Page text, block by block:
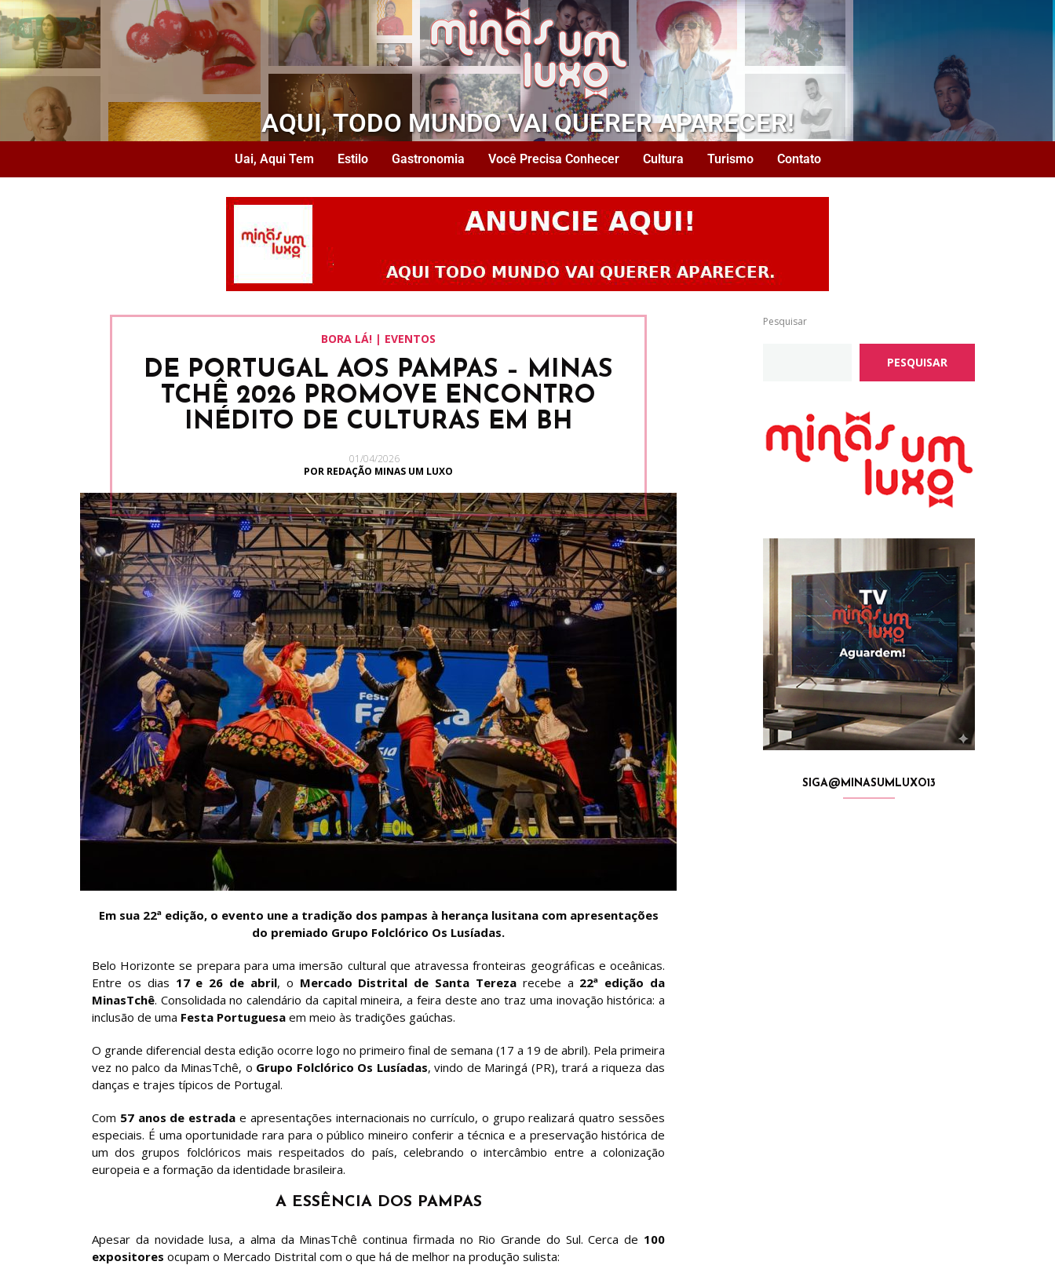
AQUI, TODO MUNDO VAI QUERER APARECER!
Uai, Aqui Tem Estilo Gastronomia Você Precisa Conhecer Cultura Turismo Contato
BORA LÁ! | EVENTOS
DE PORTUGAL AOS PAMPAS – MINAS
TCHÊ 2026 PROMOVE ENCONTRO
INÉDITO DE CULTURAS EM BH
01/04/2026
POR REDAÇÃO MINAS UM LUXO
Em sua 22ª edição, o evento une a tradição dos pampas à herança lusitana com apresentações
do premiado Grupo Folclórico Os Lusíadas.
Belo Horizonte se prepara para uma imersão cultural que atravessa fronteiras geográficas e oceânicas.
Entre os dias 17 e 26 de abril, o Mercado Distrital de Santa Terezarecebe a 22ª edição da
MinasTchê. Consolidada no calendário da capital mineira, a feira deste ano traz uma inovação histórica: a
inclusão de uma Festa Portuguesa em meio às tradições gaúchas.
O grande diferencial desta edição ocorre logo no primeiro final de semana (17 a 19 de abril). Pela primeira
vez no palco da MinasTchê, o Grupo Folclórico Os Lusíadas, vindo de Maringá (PR), trará a riqueza das
danças e trajes típicos de Portugal.
Com 57 anos de estrada e apresentações internacionais no currículo, o grupo realizará quatro sessões
especiais. É uma oportunidade rara para o público mineiro conferir a técnica e a preservação histórica de
um dos grupos folclóricos mais respeitados do país, celebrando o intercâmbio entre a colonização
europeia e a formação da identidade brasileira.
A ESSÊNCIA DOS PAMPAS
Apesar da novidade lusa, a alma da MinasTchê continua firmada no Rio Grande do Sul. Cerca de 100
expositores ocupam o Mercado Distrital com o que há de melhor na produção sulista:
Pesquisar
PESQUISAR
SIGA@MINASUMLUXO13